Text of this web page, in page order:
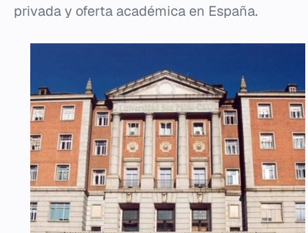
privada y oferta académica en España.